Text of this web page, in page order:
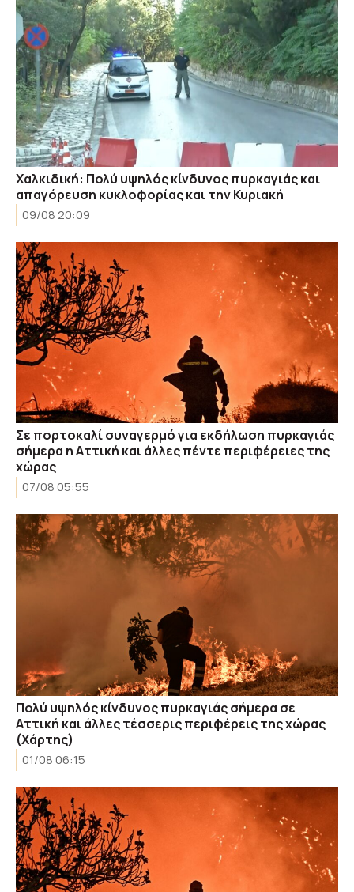
Χαλκιδική: Πολύ υψηλός κίνδυνος πυρκαγιάς και
απαγόρευση κυκλοφορίας και την Κυριακή
09/08 20:09
Σε πορτοκαλί συναγερμό για εκδήλωση πυρκαγιάς
σήμερα η Αττική και άλλες πέντε περιφέρειες της
χώρας
07/08 05:55
Πολύ υψηλός κίνδυνος πυρκαγιάς σήμερα σε
Αττική και άλλες τέσσερις περιφέρεις της χώρας
(Χάρτης)
01/08 06:15